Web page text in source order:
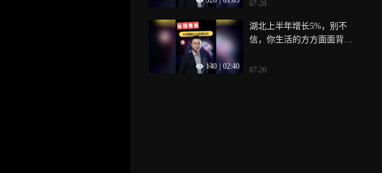
07-28
140 02:40
湖北上半年增长5%，别不
信，你生活的方方面面背后
07-20